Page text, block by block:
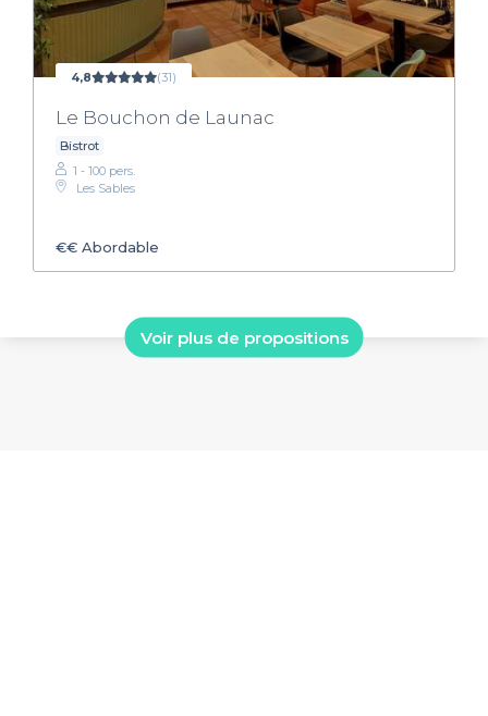
4,8 (31)
Le Bouchon de Launac
Bistrot
1 - 100 pers.
Les Sables
€€ Abordable
Voir plus de propositions